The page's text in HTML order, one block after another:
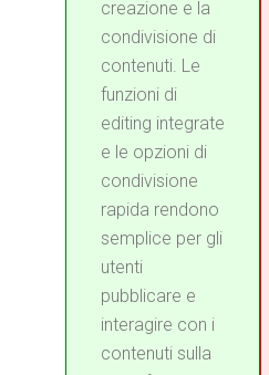
creazione e la
condivisione di
contenuti. Le
funzioni di
editing integrate
e le opzioni di
condivisione
rapida rendono
semplice per gli
utenti
pubblicare e
interagire con i
contenuti sulla